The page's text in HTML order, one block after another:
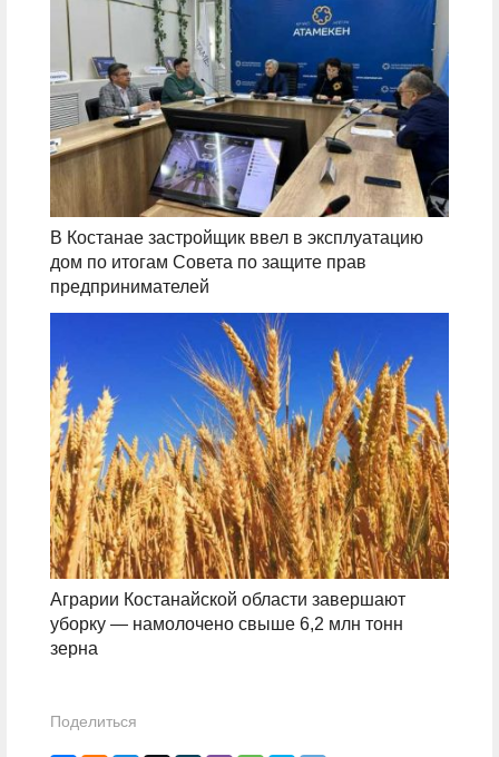
В Костанае застройщик ввел в эксплуатацию
дом по итогам Совета по защите прав
предпринимателей
Аграрии Костанайской области завершают
уборку — намолочено свыше 6,2 млн тонн
зерна
Поделиться